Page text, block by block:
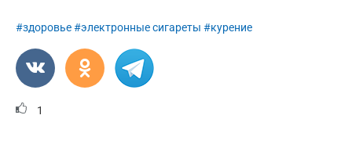
#здоровье#электронные сигареты #курение
1